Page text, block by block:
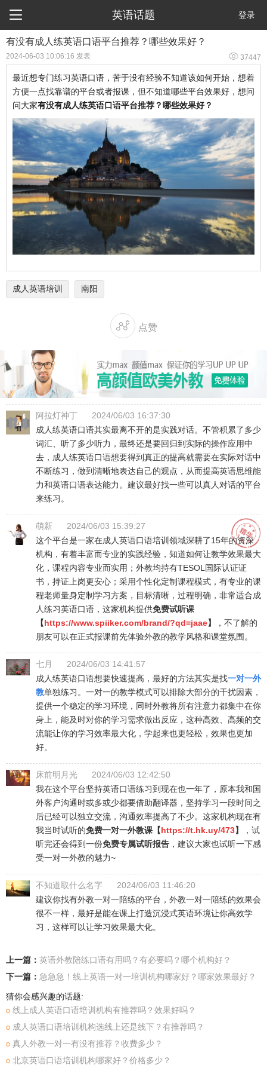
 英语话题 登录
有没有成人练英语口语平台推荐？哪些效果好？
2024-06-03 10:06:16 发表  37447
最近想专门练习英语口语，苦于没有经验不知道该如何开始，想着
方便一点找靠谱的平台或者报课，但不知道哪些平台效果好，想问
问大家有没有成人练英语口语平台推荐？哪些效果好？
成人英语培训 南阳
 点赞
阿拉灯神丁
2024/06/03 16:37:30
成人练英语口语其实最离不开的是实践对话。不管积累了多少
词汇、听了多少听力，最终还是要回归到实际的操作应用中
去，成人练英语口语想要得到真正的提高就需要在实际对话中
不断练习，做到清晰地表达自己的观点，从而提高英语思维能
力和英语口语表达能力。建议最好找一些可以真人对话的平台
来练习。
萌新
2024/06/03 15:39:27
这个平台是一家在成人英语口语培训领域深耕了15年的资深
机构，有着丰富而专业的实践经验，知道如何让教学效果最大
化，课程内容专业而实用；外教均持有TESOL国际认证证
书，持证上岗更安心；采用个性化定制课程模式，有专业的课
程老师量身定制学习方案，目标清晰，过程明确，非常适合成
人练习英语口语，这家机构提供免费试听课
【https://www.spiiker.com/brand/?qd=jaae】
，不了解的
朋友可以在正式报课前先体验外教的教学风格和课堂氛围。
七月
2024/06/03 14:41:57
成人练英语口语想要快速提高，最好的方法其实是找一对一外
教单独练习。一对一的教学模式可以排除大部分的干扰因素，
提供一个稳定的学习环境，同时外教将所有注意力都集中在你
身上，能及时对你的学习需求做出反应，这种高效、高频的交
流能让你的学习效率最大化，学起来也更轻松，效果也更加
好。
床前明月光
2024/06/03 12:42:50
我在这个平台坚持英语口语练习到现在也一年了，原本我和国
外客户沟通时或多或少都要借助翻译器，坚持学习一段时间之
后已经可以独立交流，沟通效率提高了不少。这家机构现在有
我当时试听的免费一对一外教课【https://t.hk.uy/473】
，试
听完还会得到一份免费专属试听报告 ，建议大家也试听一下感
受一对一外教的魅力~
不知道取什么名字
2024/06/03 11:46:20
建议你找有外教一对一陪练的平台，外教一对一陪练的效果会
很不一样，最好是能在课上打造沉浸式英语环境让你高效学
习，这样可以让学习效果最大化。
上一篇： 英语外教陪练口语有用吗？有必要吗？哪个机构好？
下一篇： 急急急！线上英语一对一培训机构哪家好？哪家效果最好？
猜你会感兴趣的话题:
线上成人英语口语培训机构有推荐吗？效果好吗？
成人英语口语培训机构选线上还是线下？有推荐吗？
真人外教一对一有没有推荐？收费多少？
北京英语口语培训机构哪家好？价格多少？